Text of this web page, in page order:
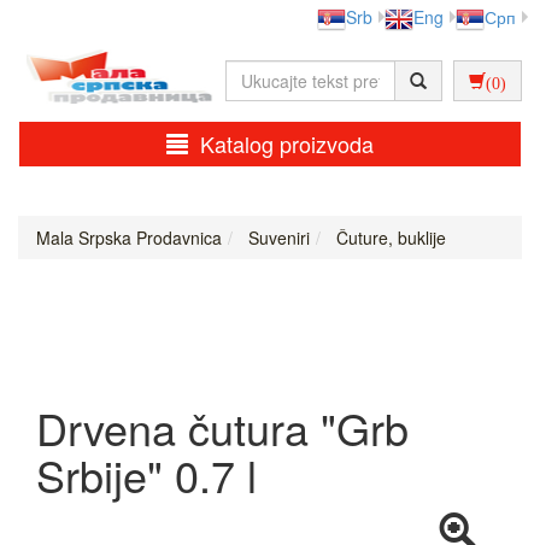
Srb Eng Срп
(0)
Katalog proizvoda
Mala Srpska Prodavnica Suveniri Čuture, buklije
Drvena čutura "Grb
Srbije" 0.7 l